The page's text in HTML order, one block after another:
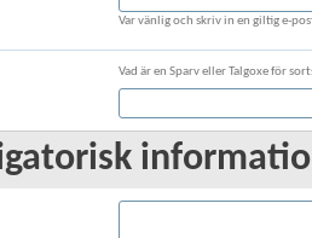
Var vänlig och skriv in en giltig e-
Vad är en Sparv eller Talgoxe för